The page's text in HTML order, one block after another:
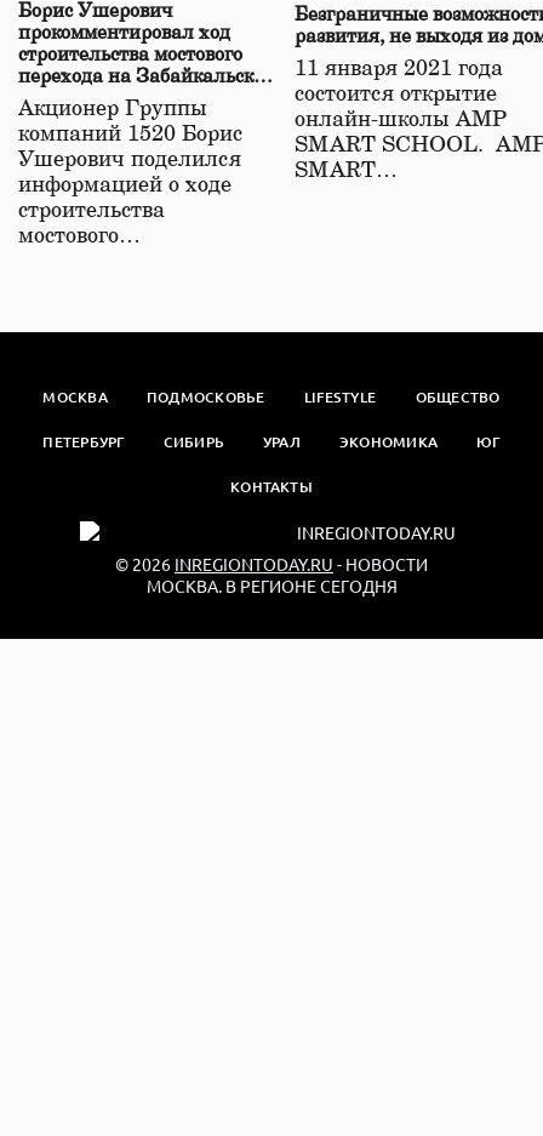
Борис Ушерович
прокомментировал ход
строительства мостового
перехода на Забайкальской
железной дороге
Акционер Группы
компаний 1520 Борис
Ушерович поделился
информацией о ходе
строительства
мостового…
Безграничные
развития, не выходя из
11 января 2021 года
состоится открытие
онлайн-школы АМР
SMART SCHOOL.
SMART…
МОСКВА ПОДМОСКОВЬЕ LIFESTYLE ОБЩЕСТВО
ПЕТЕРБУРГ СИБИРЬ УРАЛ ЭКОНОМИКА ЮГ
КОНТАКТЫ
© 2026 INREGIONTODAY.RU - НОВОСТИ
МОСКВА. В РЕГИОНЕ СЕГОДНЯ